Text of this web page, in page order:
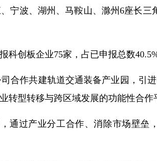
宁波、湖州、马鞍山、滁州6座长三
创板企业75家，占已申报总数40.5%
合作共建轨道交通装备产业园，引
型转移与跨区域发展的功能性合作
通过产业分工合作、消除市场壁垒